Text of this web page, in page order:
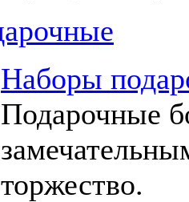
Наборы
Подарочные
торжество.